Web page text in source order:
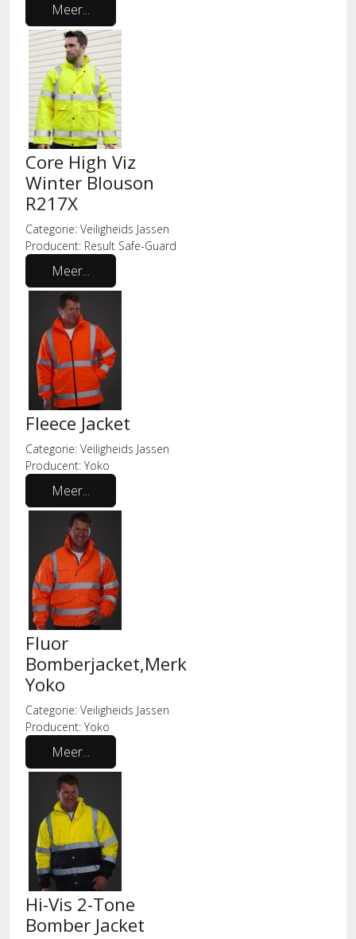
Meer...
Core High Viz
Winter Blouson
R217X
Categorie: Veiligheids Jassen
Producent: Result Safe-Guard
Meer...
Fleece Jacket
Categorie: Veiligheids Jassen
Producent: Yoko
Meer...
Fluor
Bomberjacket,Merk
Yoko
Categorie: Veiligheids Jassen
Producent: Yoko
Meer...
Hi-Vis 2-Tone
Bomber Jacket